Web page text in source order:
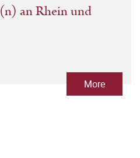
an Rhein und
More